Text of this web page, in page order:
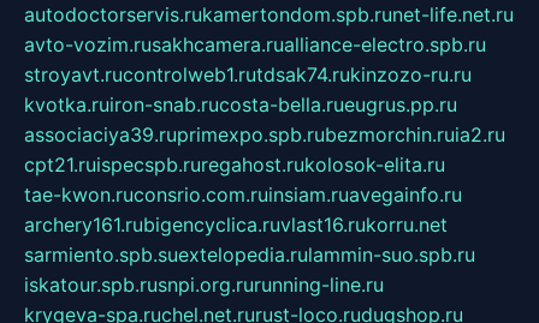
autodoctorservis.rukamertondom.spb.runet-life.net.ru
avto-vozim.rusakhcamera.rualliance-electro.spb.ru
stroyavt.rucontrolweb1.rutdsak74.rukinzozo-ru.ru
kvotka.ruiron-snab.rucosta-bella.rueugrus.pp.ru
associaciya39.ruprimexpo.spb.rubezmorchin.ruia2.ru
cpt21.ruispecspb.ruregahost.rukolosok-elita.ru
tae-kwon.ruconsrio.com.ruinsiam.ruavegainfo.ru
archery161.rubigencyclica.ruvlast16.rukorru.net
sarmiento.spb.suextelopedia.rulammin-suo.spb.ru
iskatour.spb.rusnpi.org.rurunning-line.ru
krygeva-spa.ruchel.net.rurust-loco.rudugshop.ru